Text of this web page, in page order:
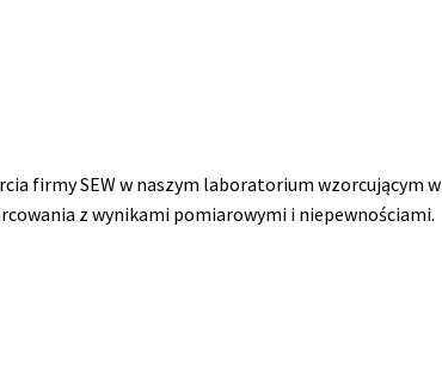
firmy SEW w naszym laboratorium wzorcującym w
z wynikami pomiarowymi i niepewnościami.